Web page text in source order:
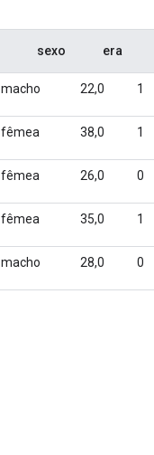
sexo era
macho 22,0 1
fêmea 38,0 1
fêmea 26,0 0
fêmea 35,0 1
macho 28,0 0